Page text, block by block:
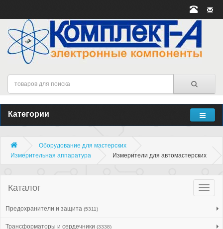
Категории
Оборудование для мастерских
Измерительная аппаратура
Измерители для автомастерских
Каталог
Предохранители и защита (5311)
Трансформаторы и сердечники (3338)